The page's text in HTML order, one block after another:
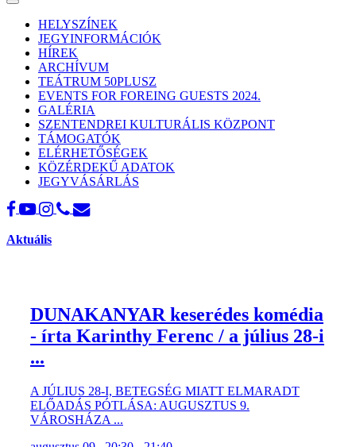
Toggle
navigationHELYSZÍNEK
JEGYINFORMÁCIÓK
HÍREK
ARCHÍVUM
TEÁTRUM 50PLUSZ
EVENTS FOR FOREING GUESTS 2024.
GALÉRIA
SZENTENDREI KULTURÁLIS KÖZPONT
TÁMOGATÓK
ELÉRHETŐSÉGEK
KÖZÉRDEKŰ ADATOK
JEGYVÁSÁRLÁS
Aktuális
DUNAKANYAR keserédes komédia
- írta Karinthy Ferenc / a július 28-i
...
A JÚLIUS 28-I, BETEGSÉG MIATT ELMARADT
ELŐADÁS PÓTLÁSA: AUGUSZTUS 9.
VÁROSHÁZA ...